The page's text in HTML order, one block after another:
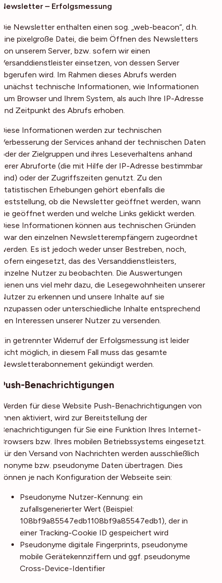
Newsletter – Erfolgsmessung
Die Newsletter enthalten einen sog. „web-beacon“, d.h.
eine pixelgroße Datei, die beim Öffnen des Newsletters
von unserem Server, bzw. sofern wir einen
Versanddienstleister einsetzen, von dessen Server
abgerufen wird. Im Rahmen dieses Abrufs werden
zunächst technische Informationen, wie Informationen
zum Browser und Ihrem System, als auch Ihre IP-Adresse
und Zeitpunkt des Abrufs erhoben.
Diese Informationen werden zur technischen
Verbesserung der Services anhand der technischen Daten
oder der Zielgruppen und ihres Leseverhaltens anhand
derer Abruforte (die mit Hilfe der IP-Adresse bestimmbar
sind) oder der Zugriffszeiten genutzt. Zu den
statistischen Erhebungen gehört ebenfalls die
Feststellung, ob die Newsletter geöffnet werden, wann
sie geöffnet werden und welche Links geklickt werden.
Diese Informationen können aus technischen Gründen
zwar den einzelnen Newsletterempfängern zugeordnet
werden. Es ist jedoch weder unser Bestreben, noch,
sofern eingesetzt, das des Versanddienstleisters,
einzelne Nutzer zu beobachten. Die Auswertungen
dienen uns viel mehr dazu, die Lesegewohnheiten unserer
Nutzer zu erkennen und unsere Inhalte auf sie
anzupassen oder unterschiedliche Inhalte entsprechend
den Interessen unserer Nutzer zu versenden.
Ein getrennter Widerruf der Erfolgsmessung ist leider
nicht möglich, in diesem Fall muss das gesamte
Newsletterabonnement gekündigt werden.
Push-Benachrichtigungen
Werden für diese Website Push-Benachrichtigungen von
Ihnen aktiviert, wird zur Bereitstellung der
Benachrichtigungen für Sie eine Funktion Ihres Internet-
Browsers bzw. Ihres mobilen Betriebssystems eingesetzt.
Für den Versand von Nachrichten werden ausschließlich
anonyme bzw. pseudonyme Daten übertragen. Dies
können je nach Konfiguration der Webseite sein:
Pseudonyme Nutzer-Kennung: ein
zufallsgenerierter Wert (Beispiel:
108bf9a85547edb1108bf9a85547edb1), der in
einer Tracking-Cookie ID gespeichert wird
Pseudonyme digitale Fingerprints, pseudonyme
mobile Gerätekennziffern und ggf. pseudonyme
Cross-Device-Identifier